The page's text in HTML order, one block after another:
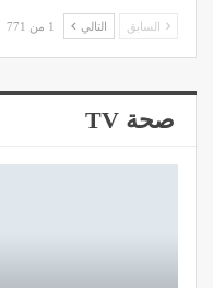
السابق التالي 1 من 771
صحة TV